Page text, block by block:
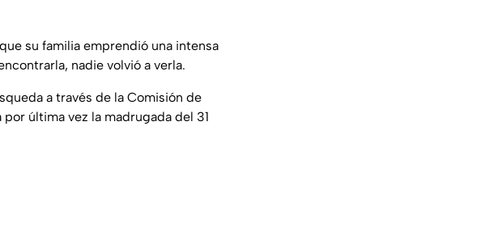
su familia emprendió una intensa
nadie volvió a verla.
a través de la Comisión de
por última vez la madrugada del 31